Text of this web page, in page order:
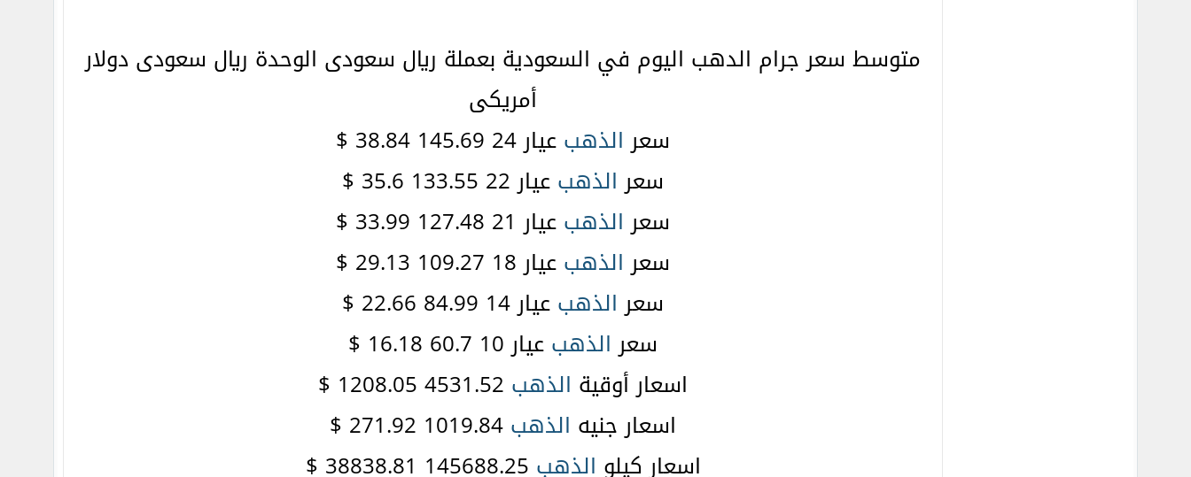
متوسط سعر جرام الدهب اليوم في السعودية بعملة ريال سعودى الوحدة ريال سعودى دولار
أمريكى
سعرالذهبعيار 24 145.69 38.84 $
سعرالذهبعيار 22 133.55 35.6 $
سعرالذهبعيار 21 127.48 33.99 $
سعرالذهبعيار 18 109.27 29.13 $
سعرالذهبعيار 14 84.99 22.66 $
سعرالذهبعيار 10 60.7 16.18 $
اسعار أوقية الذهب
اسعار جنيه الذهب
اسعار كيلو الذهب